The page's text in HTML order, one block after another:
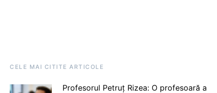
CELE MAI CITITE ARTICOLE
Profesorul Petruț Rizea: O profesoară a